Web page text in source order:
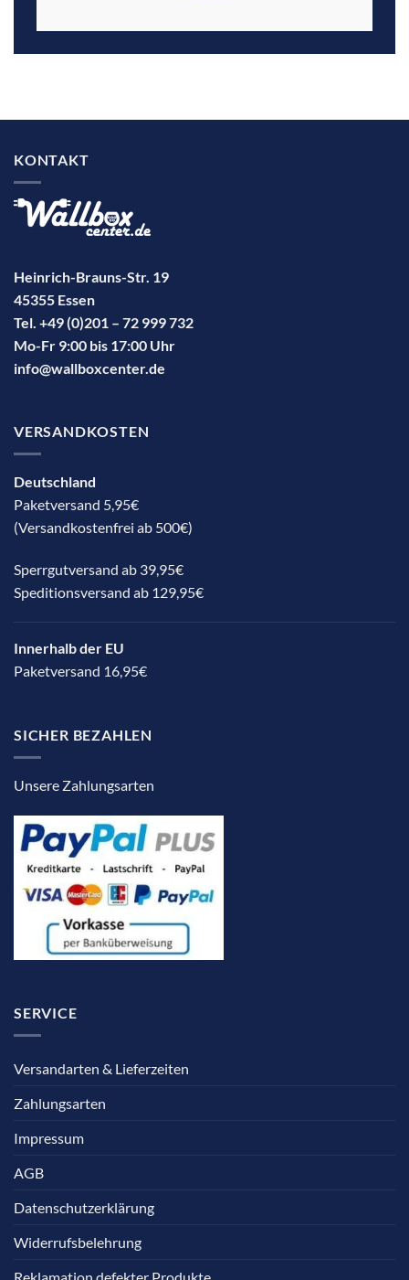
KONTAKT
Heinrich-Brauns-Str. 19
45355 Essen
Tel. +49 (0)201 – 72 999 732
Mo-Fr 9:00 bis 17:00 Uhr
info@wallboxcenter.de
VERSANDKOSTEN
Deutschland
Paketversand 5,95€
(Versandkostenfrei ab 500€)
Sperrgutversand ab 39,95€
Speditionsversand ab 129,95€
Innerhalb der EU
Paketversand 16,95€
SICHER BEZAHLEN
Unsere Zahlungsarten
SERVICE
Versandarten & Lieferzeiten
Zahlungsarten
Impressum
AGB
Datenschutzerklärung
Widerrufsbelehrung
Reklamation defekter Produkte